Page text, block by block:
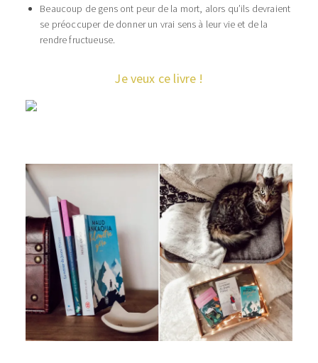
Beaucoup de gens ont peur de la mort, alors qu’ils devraient
se préoccuper de donner un vrai sens à leur vie et de la
rendre fructueuse.
Je veux ce livre !